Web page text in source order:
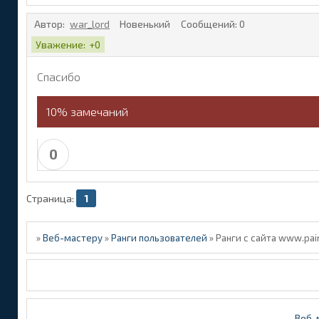
Автор: war_lord Новенький Сообщений: 0
Уважение: +0
Спасибо
10% замечаний
0
Страница: 1
»Веб-мастеру »Ранги пользователей »Ранги с сайта